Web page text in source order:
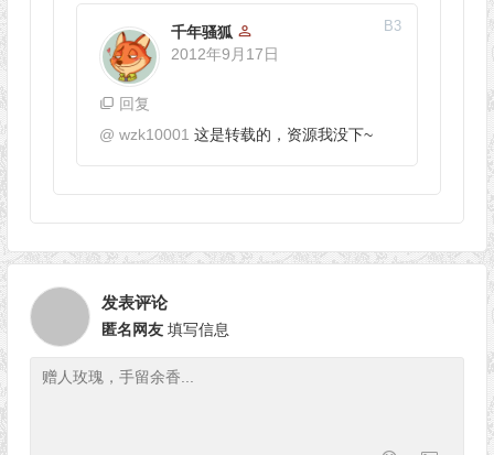
千年骚狐
2012年9月17日
B3
回复
@ wzk10001 这是转载的，资源我没下~
发表评论
匿名网友 填写信息